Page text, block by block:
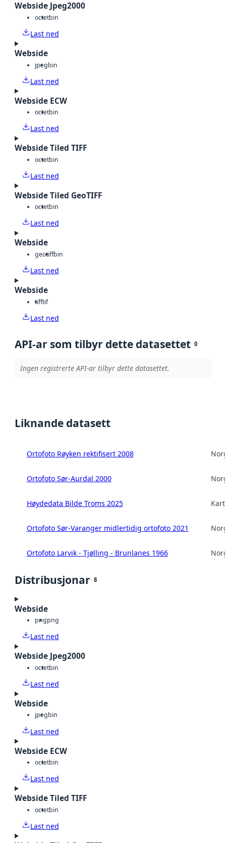
Webside Jpeg2000
octetbin
Last ned
Webside
jpegbin
Last ned
Webside ECW
octetbin
Last ned
Webside Tiled TIFF
octetbin
Last ned
Webside Tiled GeoTIFF
octetbin
Last ned
Webside
geotiffbin
Last ned
Webside
tifftif
Last ned
API-ar som tilbyr dette datasettet 0
Ingen registrerte API-ar tilbyr dette datasettet.
Liknande datasett
Ortofoto Røyken rektifisert 2008
Ortofoto Sør-Aurdal 2000
Høydedata Bilde Troms 2025
Ortofoto Sør-Varanger midlertidig ortofoto 2021
Ortofoto Larvik - Tjølling - Brunlanes 1966
Distribusjonar 8
Webside
pngpng
Last ned
Webside Jpeg2000
octetbin
Last ned
Webside
jpegbin
Last ned
Webside ECW
octetbin
Last ned
Webside Tiled TIFF
octetbin
Last ned